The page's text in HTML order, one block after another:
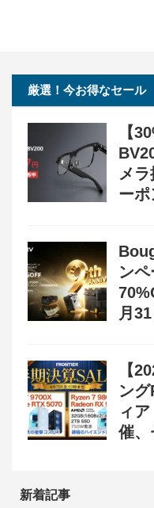
厳選！今お得なセール
【
メ
ーポ
ン
月
【
ン
ィ
催、
新着記事